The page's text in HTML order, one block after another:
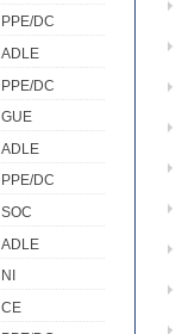
PPE/DC
ADLE
PPE/DC
GUE
ADLE
PPE/DC
SOC
ADLE
NI
CE